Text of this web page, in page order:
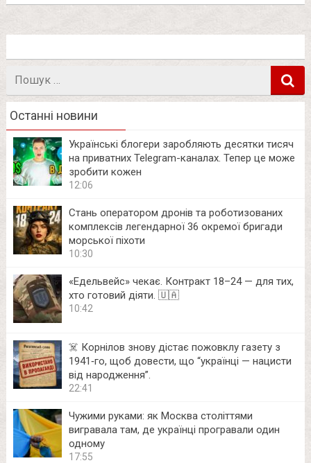
Пошук
Останні новини
Українські блогери заробляють десятки тисяч
на приватних Telegram-каналах. Тепер це може
зробити кожен
12:06
Стань оператором дронів та роботизованих
комплексів легендарної 36 окремої бригади
морської піхоти
10:30
«Едельвейс» чекає. Контракт 18–24 — для тих,
хто готовий діяти. 🇺🇦
10:42
☠️ Корнілов знову дістає пожовклу газету з
1941‑го, щоб довести, що “українці — нацисти
від народження”.
22:41
Чужими руками: як Москва століттями
вигравала там, де українці програвали один
одному
17:55